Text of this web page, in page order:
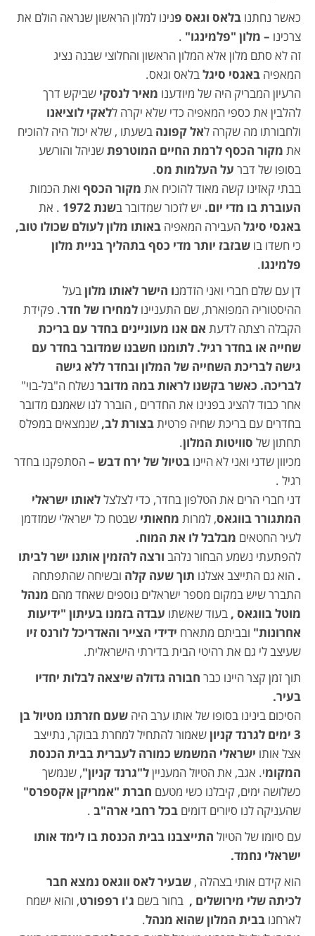
כאשר נחתנו בלאס וגאס פנינו למלון הראשון שנראה הולם את
צרכינו – מלון "פלמינגו" .
זה לא סתם מלון אלא המלון הראשון והחלוצי שבנה נציג
המאפיה באגסי סיגלבלאס וגאס.
הרעיון המבריק היה של מיודענו מאיר לנסקי שביקש דרך
להלבין את כספי המאפיה כדי שלא יקרה ללאקי לוציאנו
ולחבורתו מה שקרה לאל קפונה בשעתו , שלא יכול היה להוכיח
את מקור הכסף לרמת החיים המוטרפתשניהל והורשע
בסופו של דבר על העלמות מס.
בבתי קאזינו קשה מאוד להוכיח את מקור הכסף ואת הכמות
העוברת בו מדי יום. יש לזכור שמדובר בשנת1972 . את
באגסי סיגלהעבירה המאפיה באותו מלון לעולם שכולו טוב,
כי חשדו בו שבזבז יותר מדי כסף בתהליך בניית מלון
פלמינגו.
דן עם שלם חברי ואני הזדמנו הישר לאותו מלוןבעל
ההיסטוריה המפוארת, שם התעניינו למחירו של חדר. פקידת
הקבלה רצתה לדעת אם אנו מעוניינים בחדר עם בריכת
שחייה או בחדר רגיל. לתומנו חשבנו שמדובר בחדר עם
גישה לבריכת השחייה של המלון ובחדר ללא גישה
לבריכה. כאשר בקשנו לראות במה מדובר נשלח ה"בל-בוי"
אחר כבוד להציג בפנינו את החדרים , הוברר לנו שאמנם מדובר
בחדרים עם בריכת שחיה פרטיתבצורת לב, שנמצאים במפלס
תחתון של סוויטות המלון.
מכיוון שדני ואני לא היינו בטיול של ירח דבש –הסתפקנו בחדר
רגיל .
דני חברי הרים את הטלפון בחדר, כדי לצלצללאותו ישראלי
המתגורר בווגאס, למרות מחאותי שבטח כל ישראלי שמזדמן
לעיר החטאים מבלבל לו את המוח.
להפתעתי נשמע הבחור נלהב ורצה להזמין אותנו ישר לביתו
. הוא גם התייצב אצלנו תוך שעה קלה ובשיחה שהתפתחה
התברר שיש במקום מספר ישראלים נוספים שאחד מהם מנהל
מוטל בווגאס , בעוד שאשתו עבדה בזמנו בעיתון "ידיעות
אחרונות" ובביתם מתארח ידידי הצייר והאדריכל לורנס זיו
שעיצב לי גם את רהיטי הבית בדירתי הישראלית.
תוך זמן קצר היינו כבר חבורה גדולה שיצאה לבלות יחדיו
בעיר.
הסיכום בינינו בסופו של אותו ערב היה שעם חזרתנו מטיול בן
3 ימים לגרנד קניון
שאמור להתחיל למחרת בבוקר, נתייצב
אצל אותו ישראלי המשמש כמורה לעברית בבית הכנסת
המקומי. אגב, את הטיול המענייןל"גרנד קניון", שנמשך
כשלושה ימים, קיבלנו כשי מטעם חברת "אמריקן אקספרס"
שהעניקה לנו סיורים דומים בכל רחבי ארה"ב .
עם סיומו של הטיול התייצבנו בבית הכנסת בו לימד אותו
ישראלי נחמד.
הוא קידם אותי בצהלה , שבעיר לאס ווגאס נמצא חבר
לכיתה שלי מירושלים , בחור בשם ג'ו רפפורט, והוא ישמח
לארחנו בבית המלון שהוא מנהל.